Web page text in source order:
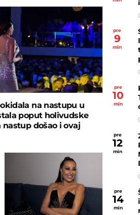
na nastupu u
poput holivudske
nastup došao i ovaj
pre
9
min
pre
10
min
pre
12
min
pre
14
min